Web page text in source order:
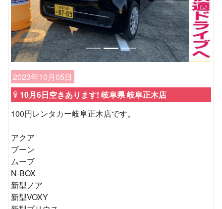
2023年10月05日
10月6日空きあります! 岐阜県 岐阜正木店
100円レンタカー岐阜正木店です。
アクア
ブーン
ムーブ
N-BOX
新型ノア
新型VOXY